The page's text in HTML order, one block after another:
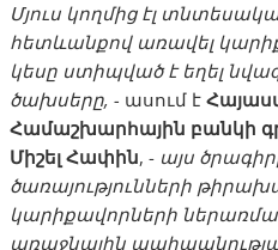
Մյուս կողմից էլ
հետևանքով առավել
կեսը ստիպված է եղել
ծախսերը, - ասում է
Համաշխարհային բանկի
Միշել Հափին, - այս
ծառայությունների
կարիքավորների
առաջնային